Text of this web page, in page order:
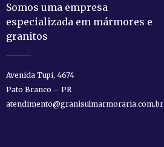
Somos uma empresa
especializada em mármores e
granitos
Avenida Tupi, 4674
Pato Branco – PR
atendimento@granisulmarmoraria.com.br